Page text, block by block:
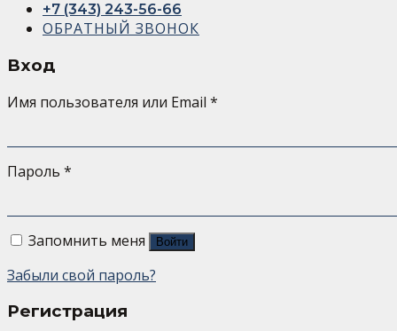
+7 (343) 243-56-66
ОБРАТНЫЙ ЗВОНОК
Вход
Имя пользователя или Email *
Пароль *
Запомнить меня Войти
Забыли свой пароль?
Регистрация